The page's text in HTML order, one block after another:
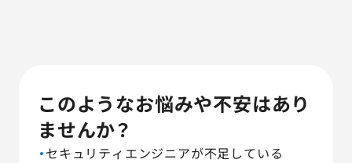
このようなお悩みや不安はあり
ませんか？
セキュリティエンジニアが不足している